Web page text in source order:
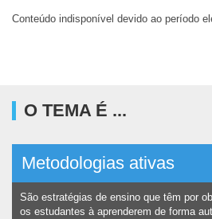
Conteúdo indisponível devido ao período
O TEMA É ...
Metodologias ativas
São estratégias de ensino que têm por
os estudantes à aprenderem de forma